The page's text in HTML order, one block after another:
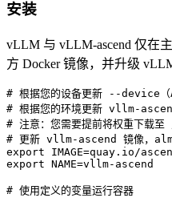
安装
vLLM 与 vLLM-ascend 仅在
方 Docker 镜像，并升级
# 根据您的设备更新 --
# 根据您的环境更新 vllm-
# 注意：您需要提前将权重下载
# 更新 vllm-ascend 镜像，
export IMAGE=quay.io/
export NAME=vllm-ascend
# 使用定义的变量运行容器